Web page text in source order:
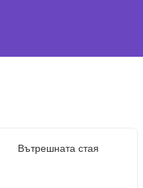
Вътрешната стая